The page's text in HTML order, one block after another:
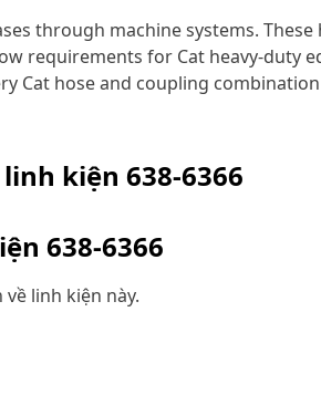
through machine systems.
requirements for Cat heavy-duty
Cat hose and coupling
kiện 638-6366
638-6366
linh kiện này.